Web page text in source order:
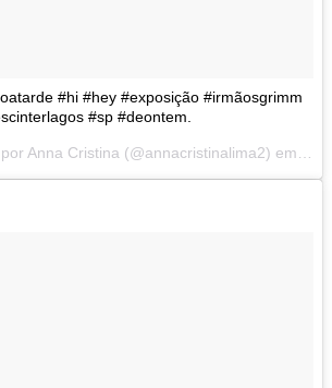
#hi #hey #exposição #irmãosgrimm
#sp #deontem.